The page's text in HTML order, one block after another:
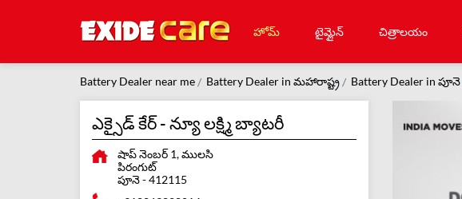
హోమ్ టైమ్లైన్ చిత్రాలయం
Battery Dealer near me Battery Dealer in మహారాష్ట్ర Battery Dealer in పూనె
ఎక్సైడ్ కేర్ - న్యూ లక్ష్మి బ్యాటరీ
షాప్ నెంబర్ 1, ములసి
పిరంగుట్
పూనె-412115